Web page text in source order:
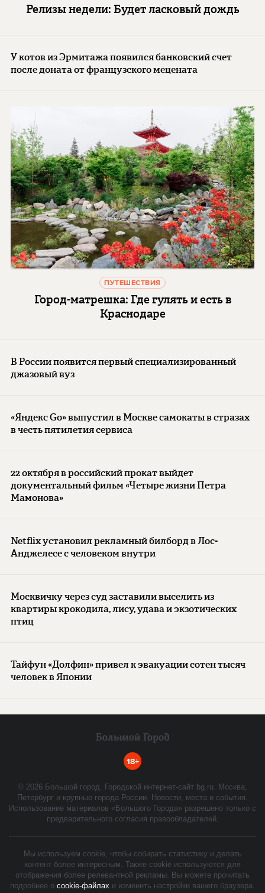
Релизы недели: Будет ласковый дождь
У котов из Эрмитажа появился банковский счет
после доната от французского мецената
ПУТЕШЕСТВИЯ
Город-матрешка: Где гулять и есть в
Краснодаре
В России появится первый специализированный
джазовый вуз
«Яндекс Go» выпустил в Москве самокаты в стразах
в честь пятилетия сервиса
22 октября в российский прокат выйдет
документальный фильм «Четыре жизни Петра
Мамонова»
Netflix установил рекламный билборд в Лос-
Анджелесе с человеком внутри
Москвичку через суд заставили выселить из
квартиры крокодила, лису, удава и экзотических
птиц
Тайфун «Долфин» привел к эвакуации сотен тысяч
человек в Японии
18+
© 2026 Большой город. Городской интернет-сайт bg.ru. Москва,
Петербург и крупные города России. Новости, места и события.
Использование материалов «Большого Города» разрешено только с
предварительного согласия правообладателей.
Мы используем cookie, чтобы собирать статистику и делать
контент более интересным. Также cookie используются для
отображения более релевантной рекламы. Вы можете прочитать
подробнее о cookie-файлах и изменить настройки вашего браузера.